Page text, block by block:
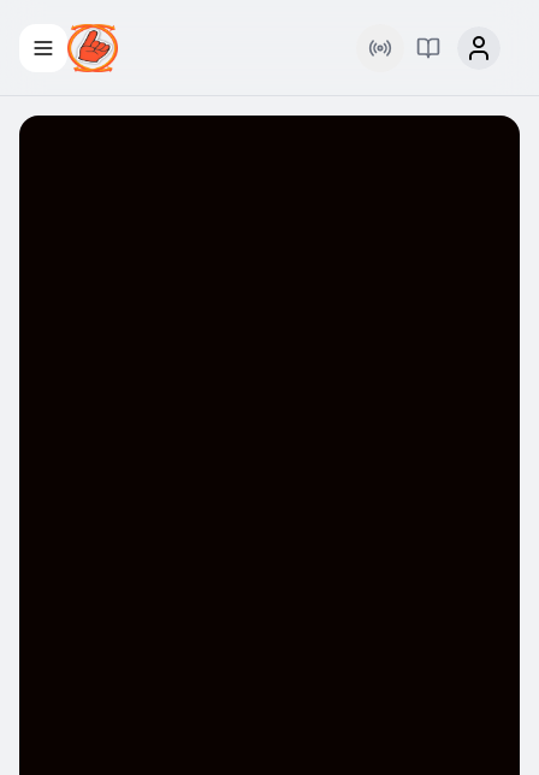
RádioPalavra Viva